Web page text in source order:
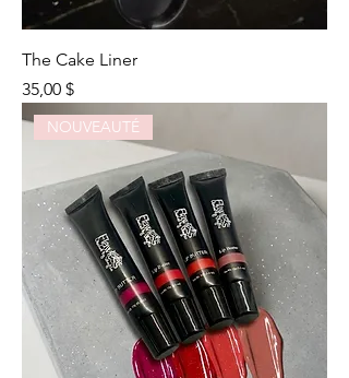
The Cake Liner
Prix
35,00 $
NOUVEAUTÉ